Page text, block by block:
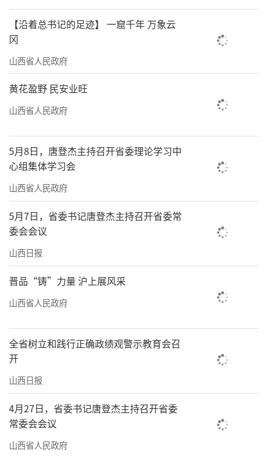
【沿着总书记的足迹】 一窟千年 万象云
冈
山西省人民政府
黄花盈野 民安业旺
山西省人民政府
5月8日，唐登杰主持召开省委理论学习中
心组集体学习会
山西省人民政府
5月7日，省委书记唐登杰主持召开省委常
委会会议
山西日报
晋品“铸”力量 沪上展风采
山西省人民政府
全省树立和践行正确政绩观警示教育会召
开
山西日报
4月27日，省委书记唐登杰主持召开省委
常委会会议
山西省人民政府